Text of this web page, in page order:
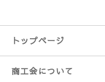
トップページ
商工会について